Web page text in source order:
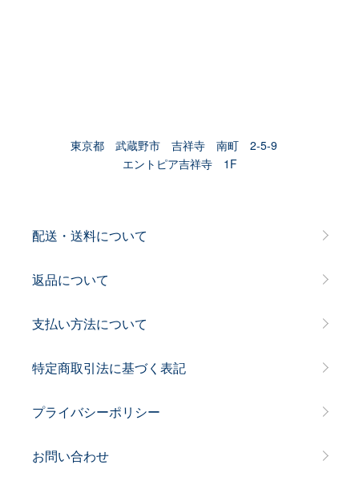
東京都 武蔵野市 吉祥寺 南町 2-5-9
エントピア吉祥寺 1F
配送・送料について
返品について
支払い方法について
特定商取引法に基づく表記
プライバシーポリシー
お問い合わせ